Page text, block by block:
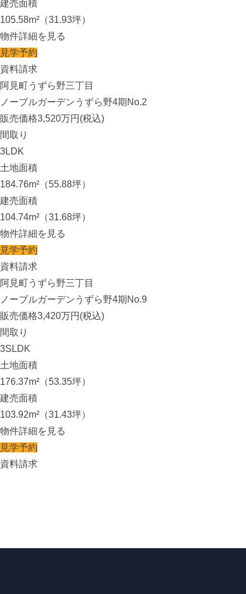
建売面積
105.58m²（31.93坪）
物件詳細を見る
見学予約
資料請求
阿見町うずら野三丁目
ノーブルガーデンうずら野4期No.2
販売価格3,520万円(税込)
間取り
3LDK
土地面積
184.76m²（55.88坪）
建売面積
104.74m²（31.68坪）
物件詳細を見る
見学予約
資料請求
阿見町うずら野三丁目
ノーブルガーデンうずら野4期No.9
販売価格3,420万円(税込)
間取り
3SLDK
土地面積
176.37m²（53.35坪）
建売面積
103.92m²（31.43坪）
物件詳細を見る
見学予約
資料請求